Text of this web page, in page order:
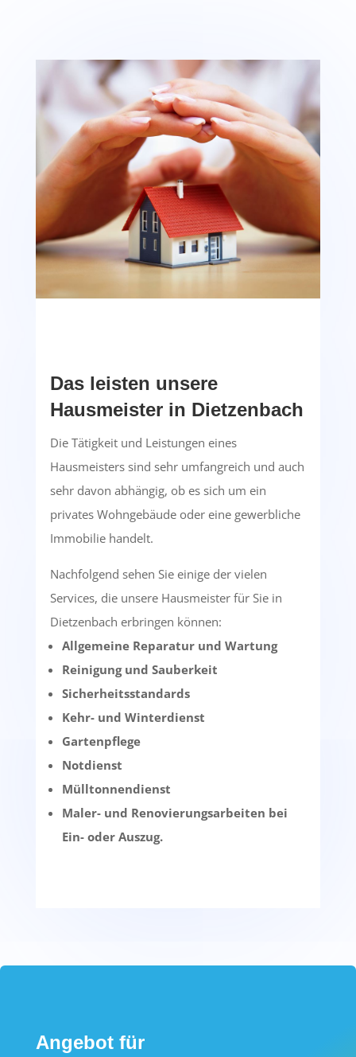
Das leisten unsere
Hausmeister in Dietzenbach
Die Tätigkeit und Leistungen eines
Hausmeisters sind sehr umfangreich und auch
sehr davon abhängig, ob es sich um ein
privates Wohngebäude oder eine gewerbliche
Immobilie handelt.
Nachfolgend sehen Sie einige der vielen
Services, die unsere Hausmeister für Sie in
Dietzenbach erbringen können:
Allgemeine Reparatur und Wartung
Reinigung und Sauberkeit
Sicherheitsstandards
Kehr- und Winterdienst
Gartenpflege
Notdienst
Mülltonnendienst
Maler- und Renovierungsarbeiten bei
Ein- oder Auszug.
Angebot für